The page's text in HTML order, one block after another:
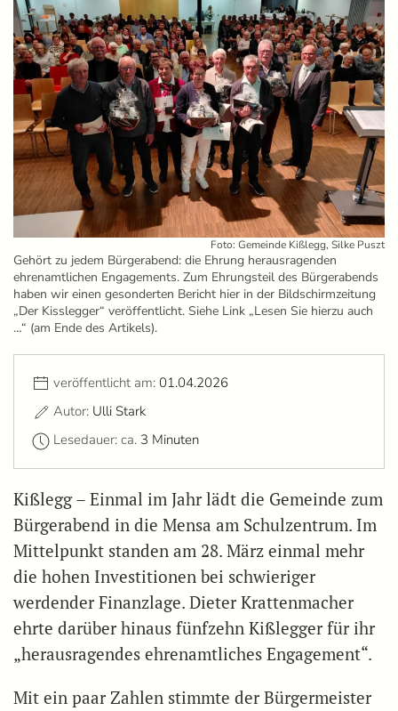
Foto: Gemeinde Kißlegg, Silke Puszt
Gehört zu jedem Bürgerabend: die Ehrung herausragenden
ehrenamtlichen Engagements. Zum Ehrungsteil des Bürgerabends
haben wir einen gesonderten Bericht hier in der Bildschirmzeitung
„Der Kisslegger“ veröffentlicht. Siehe Link „Lesen Sie hierzu auch
…“ (am Ende des Artikels).
veröffentlicht am: 01.04.2026
Autor: Ulli Stark
Lesedauer: ca. 3 Minuten
Kißlegg – Einmal im Jahr lädt die Gemeinde zum
Bürgerabend in die Mensa am Schulzentrum. Im
Mittelpunkt standen am 28. März einmal mehr
die hohen Investitionen bei schwieriger
werdender Finanzlage. Dieter Krattenmacher
ehrte darüber hinaus fünfzehn Kißlegger für ihr
„herausragendes ehrenamtliches Engagement“.
Mit ein paar Zahlen stimmte der Bürgermeister